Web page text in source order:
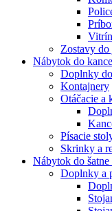
Zostavy do
Nábytok do
Doplnky
Kontajnery
Otáčacie a
Písacie
Skrinky a
Nábytok do šatne
Doplnky a